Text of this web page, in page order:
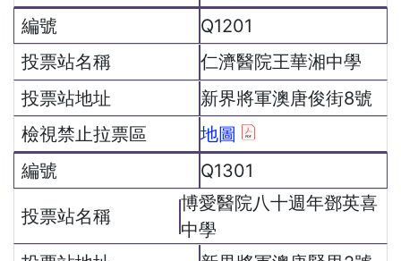
Q1201
仁濟醫院王華湘中學
新界將軍澳唐俊街8號
地圖
Q1301
博愛醫院八十週年鄧英喜
中學